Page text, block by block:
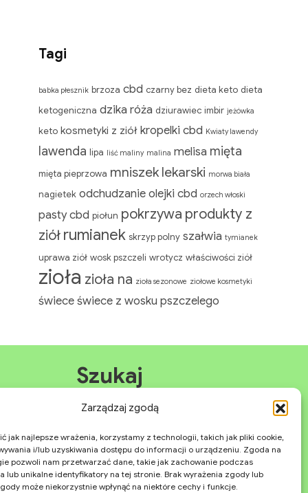
Zarządzaj zgodą
jak najlepsze wrażenia, korzystamy z technologii, takich jak pliki cookie,
i/lub uzyskiwania dostępu do informacji o urządzeniu. Zgoda na
pozwoli nam przetwarzać dane, takie jak zachowanie podczas
lub unikalne identyfikatory na tej stronie. Brak wyrażenia zgody lub
może niekorzystnie wpłynąć na niektóre cechy i funkcje.
Tagi
babka płesznik brzoza cbd czarny bez dieta keto dieta
ketogeniczna dzika róża dziurawiec imbir jeżówka
keto kosmetyki z ziół kropelki cbd Kwiaty lawendy
lawenda lipa liść maliny malina melisamięta
mięta pieprzowa mniszek lekarski morwa biała
nagietek odchudzanieolejki cbd orzech włoski
pasty cbd piołun pokrzywaprodukty z
ziółrumianek skrzyp polny szałwia tymianek
uprawa ziół wosk pszczeli wrotycz właściwości ziół
ziołazioła na zioła sezonowe ziołowe kosmetyki
świeceświece z wosku pszczelego
Szukaj
Search
for: